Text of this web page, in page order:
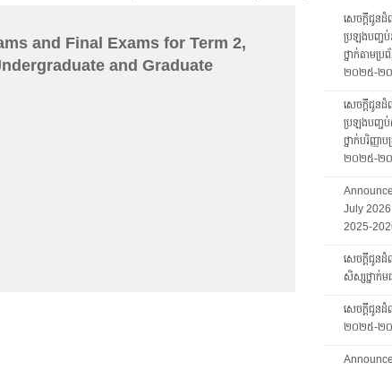
and Final Exams for Term 2,
and Graduate
សេចក្ដីជូនដំ
ប្រឡងបញ្ចប់វ
ថ្នាក់តាមប្
២០២៥-២
សេចក្តីជូនដំ
ប្រឡងបញ្ចប់ក
ថ្នាក់បរិញ្ញា
២០២៥-២
July
2025-
សេចក្ដីជូន
សិស្សថ្នាក់ម
សេចក្ដីជូនដំ
២០២៥-២